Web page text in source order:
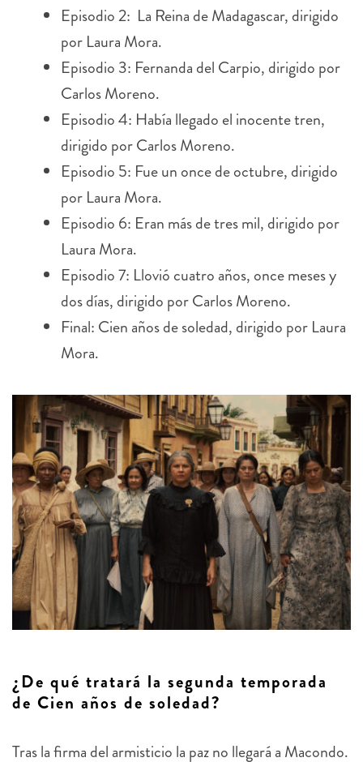
por Laura Mora.
Episodio 3: Fernanda del Carpio, dirigido por
Carlos Moreno.
Episodio 4: Había llegado el inocente tren,
dirigido por Carlos Moreno.
Episodio 5: Fue un once de octubre, dirigido
por Laura Mora.
Episodio 6: Eran más de tres mil, dirigido por
Laura Mora.
Episodio 7: Llovió cuatro años, once meses y
dos días, dirigido por Carlos Moreno.
Final: Cien años de soledad, dirigido por Laura
Mora.
de Cien años de soledad?